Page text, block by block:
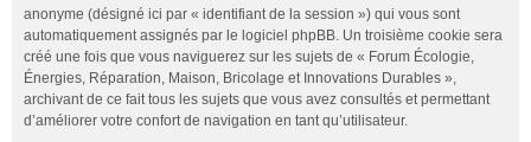
anonyme (désigné ici par « identifiant de la session ») qui vous sont
automatiquement assignés par le logiciel phpBB. Un troisième cookie sera
créé une fois que vous naviguerez sur les sujets de « Forum Écologie,
Énergies, Réparation, Maison, Bricolage et Innovations Durables »,
archivant de ce fait tous les sujets que vous avez consultés et permettant
d’améliorer votre confort de navigation en tant qu’utilisateur.